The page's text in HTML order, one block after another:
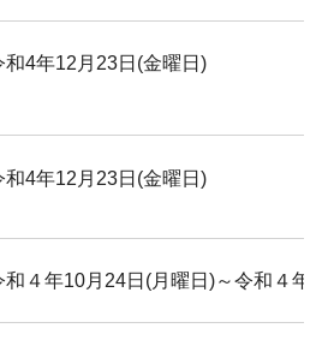
和4年12月23日(金曜日)
和4年12月23日(金曜日)
和４年10月24日(月曜日)～令和４